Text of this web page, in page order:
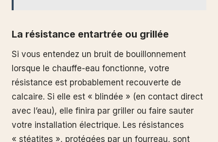
La résistance entartrée ou grillée
Si vous entendez un bruit de bouillonnement
lorsque le chauffe-eau fonctionne, votre
résistance est probablement recouverte de
calcaire. Si elle est « blindée » (en contact direct
avec l’eau), elle finira par griller ou faire sauter
votre installation électrique. Les résistances
« stéatites », protégées par un fourreau, sont